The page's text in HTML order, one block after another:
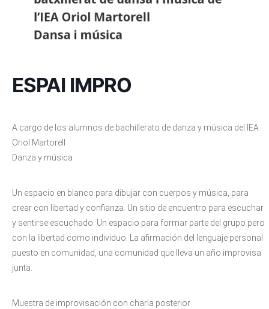
ESPAI IMPRO
A cargo de los alumnos de bachillerato de danza y música del IEA
Oriol Martorell
Danza y música
Un espacio en blanco para dibujar con cuerpos y música, para
crear con libertad y confianza. Un sitio de encuentro para escuchar
y sentirse escuchado. Un espacio para formar parte del grupo pero
con la libertad como individuo. La afirmación del lenguaje personal
puesto en comunidad, una comunidad que lleva un año improvisa
junta.
Muestra de improvisación con charla posterior